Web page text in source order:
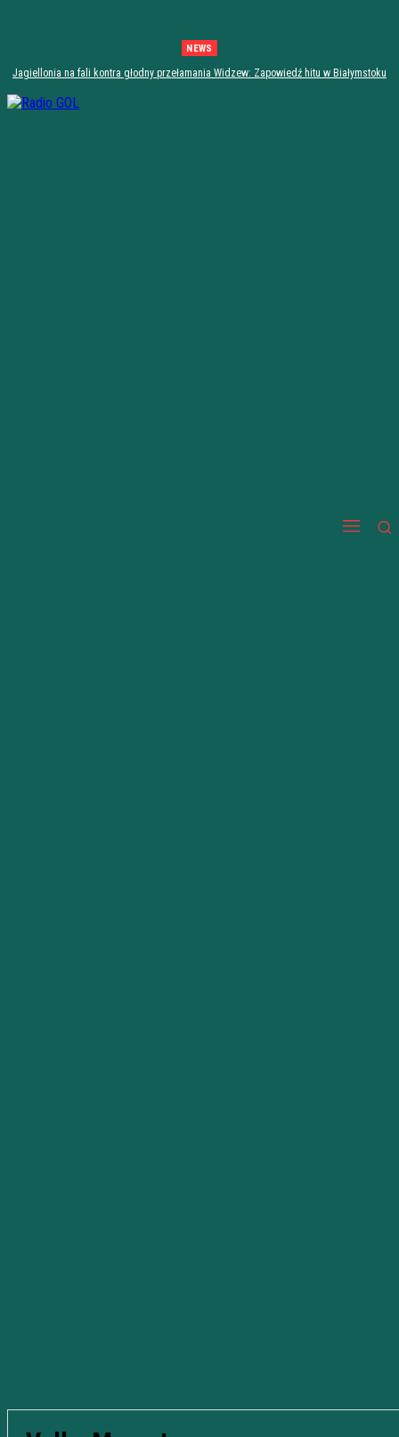
NEWS
Jagiellonia na fali kontra głodny przełamania Widzew: Zapowiedź hitu w Białymstoku